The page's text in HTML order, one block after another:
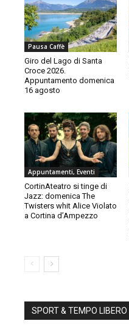
Pausa Caffè
Giro del Lago di Santa
Croce 2026.
Appuntamento domenica
16 agosto
Appuntamenti, Eventi
CortinAteatro si tinge di
Jazz: domenica The
Twisters whit Alice Violato
a Cortina d’Ampezzo
SPORT & TEMPO LIBERO